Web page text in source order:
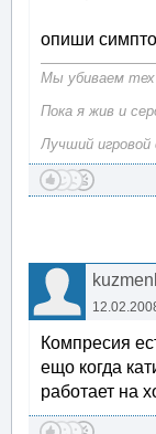
опиши
Мы убиваем
Пока я жив и
Лучший игровой
Компресия
ещо когда
работает на